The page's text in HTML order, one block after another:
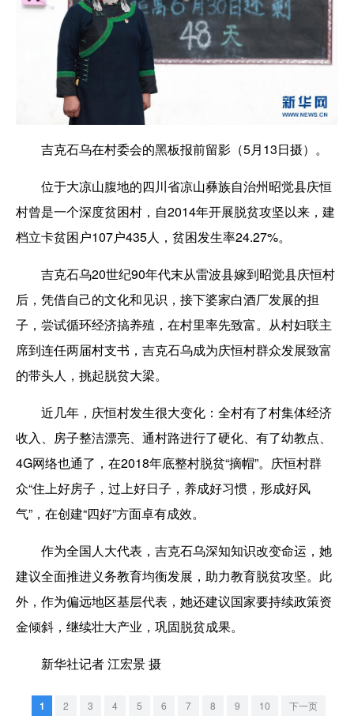
吉克石乌在村委会的黑板报前留影（5月13日摄）。
位于大凉山腹地的四川省凉山彝族自治州昭觉县庆恒
村曾是一个深度贫困村，自2014年开展脱贫攻坚以来，建
档立卡贫困户107户435人，贫困发生率24.27%。
吉克石乌20世纪90年代末从雷波县嫁到昭觉县庆恒村
后，凭借自己的文化和见识，接下婆家白酒厂发展的担
子，尝试循环经济搞养殖，在村里率先致富。从村妇联主
席到连任两届村支书，吉克石乌成为庆恒村群众发展致富
的带头人，挑起脱贫大梁。
近几年，庆恒村发生很大变化：全村有了村集体经济
收入、房子整洁漂亮、通村路进行了硬化、有了幼教点、
4G网络也通了，在2018年底整村脱贫“摘帽”。庆恒村群
众“住上好房子，过上好日子，养成好习惯，形成好风
气”，在创建“四好”方面卓有成效。
作为全国人大代表，吉克石乌深知知识改变命运，她
建议全面推进义务教育均衡发展，助力教育脱贫攻坚。此
外，作为偏远地区基层代表，她还建议国家要持续政策资
金倾斜，继续壮大产业，巩固脱贫成果。
新华社记者 江宏景 摄
1 2 3 4 5 6 7 8 9 10 下一页